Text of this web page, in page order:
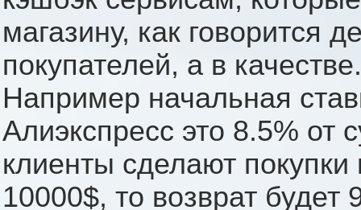
магазину, как говорится
покупателей, а в качестве.
Например начальная
Алиэкспресс это 8.5% от
клиенты сделают
10000$, то возврат